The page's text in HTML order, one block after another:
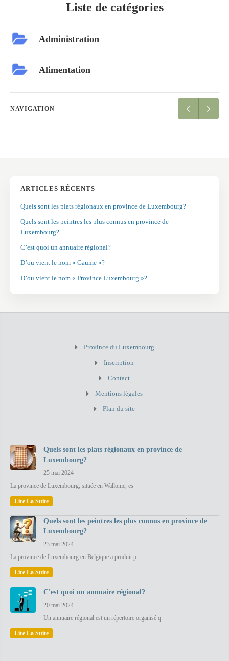
Liste de catégories
Administration
Alimentation
NAVIGATION
ARTICLES RÉCENTS
Quels sont les plats régionaux en province de Luxembourg?
Quels sont les peintres les plus connus en province de
Luxembourg?
C’est quoi un annuaire régional?
D’ou vient le nom « Gaume »?
D’ou vient le nom « Province Luxembourg »?
Province du Luxembourg
Inscription
Contact
Mentions légales
Plan du site
Quels sont les plats régionaux en province de
Luxembourg?
25 mai 2024
La province de Luxembourg, située en Wallonie, es
Lire La Suite
Quels sont les peintres les plus connus en province de
Luxembourg?
23 mai 2024
La province de Luxembourg en Belgique a produit p
Lire La Suite
C'est quoi un annuaire régional?
20 mai 2024
Un annuaire régional est un répertoire organisé q
Lire La Suite